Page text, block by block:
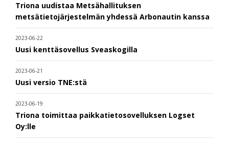
Triona uudistaa Metsähallituksen
metsätietojärjestelmän yhdessä Arbonautin kanssa
2023-06-22
Uusi kenttäsovellus Sveaskogilla
2023-06-21
Uusi versio TNE:stä
2023-06-19
Triona toimittaa paikkatietosovelluksen Logset
Oy:lle